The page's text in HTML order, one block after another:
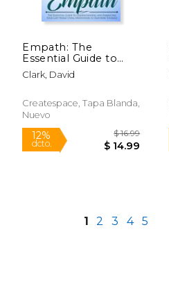
Empath: The
Essential Guide to
Understanding and
Embracing Your Gift
Meditation to
Empower Yourself
Clark, David
Createspace, Tapa Blanda,
Nuevo
1 2 3 4 5